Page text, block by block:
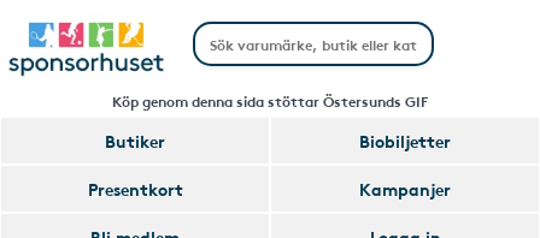
Köp genom denna sida stöttar Östersunds GIF
Butiker
Biobiljetter
Presentkort
Kampanjer